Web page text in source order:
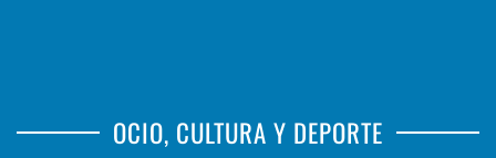
OCIO, CULTURA Y DEPORTE